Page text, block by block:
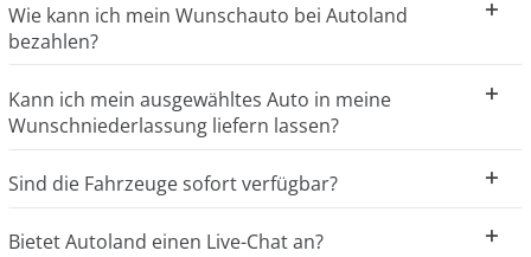
Wie kann ich mein Wunschauto bei Autoland
bezahlen?
Kann ich mein ausgewähltes Auto in meine
Wunschniederlassung liefern lassen?
Sind die Fahrzeuge sofort verfügbar?
Bietet Autoland einen Live-Chat an?